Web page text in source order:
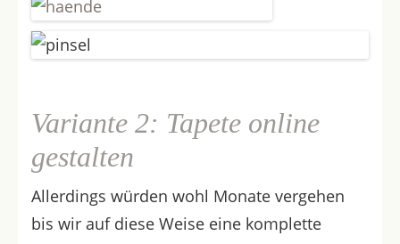
Variante 2: Tapete online
gestalten
Allerdings würden wohl Monate vergehen
bis wir auf diese Weise eine komplette